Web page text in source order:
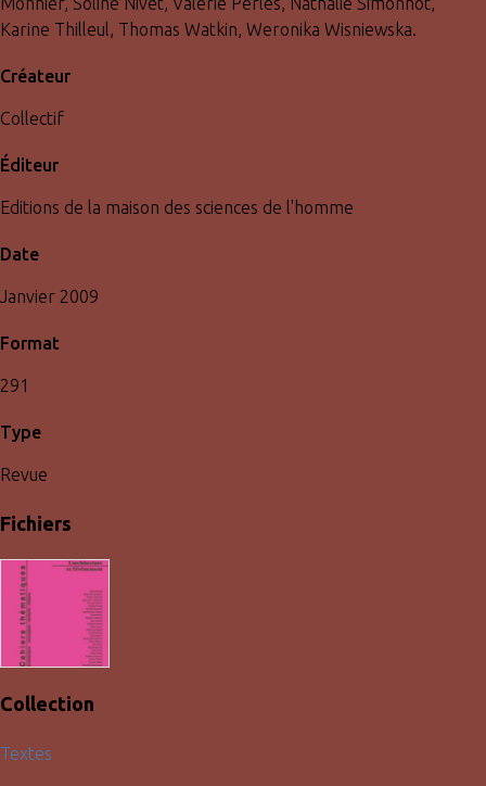
Karine Thilleul, Thomas Watkin, Weronika Wisniewska.
Créateur
Collectif
Éditeur
Editions de la maison des sciences de l'homme
Date
Janvier 2009
Format
291
Type
Revue
Fichiers
Collection
Textes